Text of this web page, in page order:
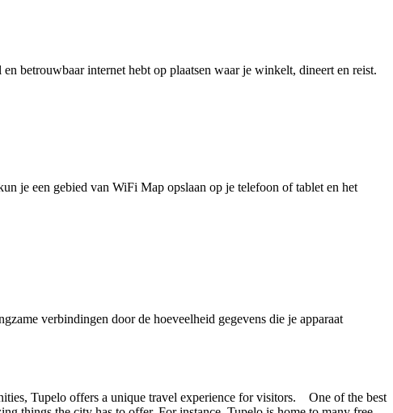
betrouwbaar internet hebt op plaatsen waar je winkelt, dineert en reist.
je een gebied van WiFi Map opslaan op je telefoon of tablet en het
verbindingen door de hoeveelheid gegevens die je apparaat
Tupelo offers a unique travel experience for visitors. One of the best